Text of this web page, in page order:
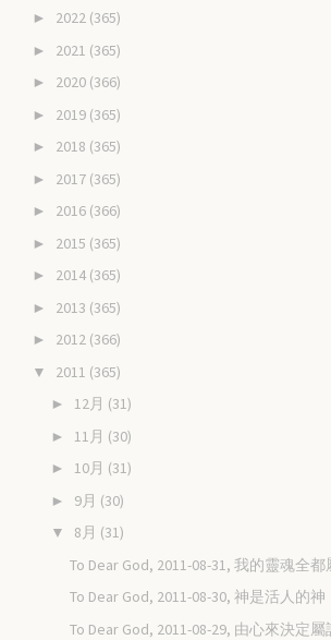
► 2022 (365)
► 2021 (365)
► 2020 (366)
► 2019 (365)
► 2018 (365)
► 2017 (365)
► 2016 (366)
► 2015 (365)
► 2014 (365)
► 2013 (365)
► 2012 (366)
▼ 2011 (365)
► 12月 (31)
► 11月 (30)
► 10月 (31)
► 9月 (30)
▼ 8月 (31)
To Dear God, 2011-08-31, 我的靈魂全
To Dear God, 2011-08-30, 神是活人的神
To Dear God, 2011-08-29, 由心來決定屬